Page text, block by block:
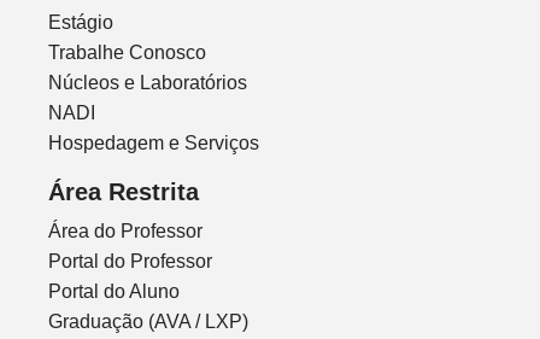
Estágio
Trabalhe Conosco
Núcleos e Laboratórios
NADI
Hospedagem e Serviços
Área Restrita
Área do Professor
Portal do Professor
Portal do Aluno
Graduação (AVA / LXP)